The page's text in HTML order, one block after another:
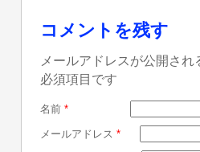
コメントを残す
メールアドレスが公開さ
必須項目です
名前 *
メールアドレス *